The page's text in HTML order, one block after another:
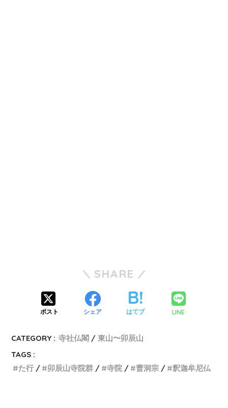
SHARE
ポスト シェア はてブ LINE
CATEGORY : 寺社仏閣
東山〜卯辰山
TAGS :
た行
卯辰山寺院群 寺院 曹洞宗 釈迦牟尼仏